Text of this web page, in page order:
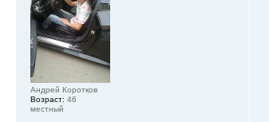
Андрей Коротков
Возраст: 46
местный